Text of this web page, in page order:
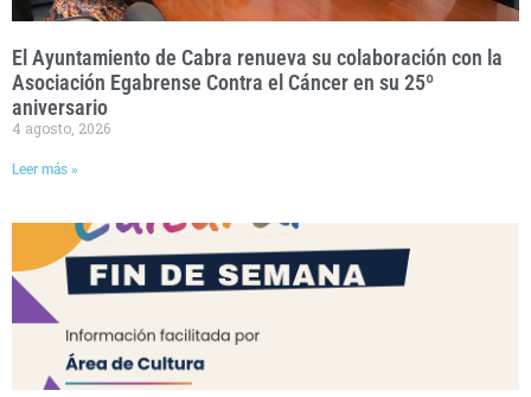
El Ayuntamiento de Cabra renueva su colaboración con la
Asociación Egabrense Contra el Cáncer en su 25º
aniversario
4 agosto, 2026
Leer más »